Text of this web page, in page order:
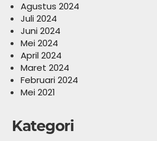
Agustus 2024
Juli 2024
Juni 2024
Mei 2024
April 2024
Maret 2024
Februari 2024
Mei 2021
Kategori